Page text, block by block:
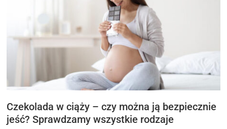
Czekolada w ciąży – czy można ją bezpiecznie
jeść? Sprawdzamy wszystkie rodzaje